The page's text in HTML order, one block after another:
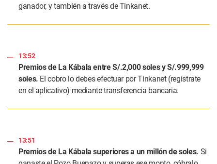
ganador, y también a través de Tinkanet.
13:52
Premios de La Kábala entre S/.2,000 soles y S/.999,999
soles. El cobro lo debes efectuar por Tinkanet (regístrate
en el aplicativo) mediante transferencia bancaria.
13:51
Premios de La Kábala superiores a un millón de soles. Si